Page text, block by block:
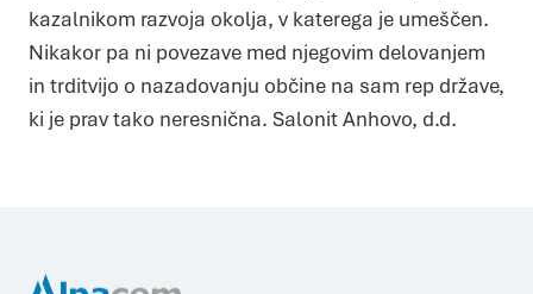
kazalnikom razvoja okolja, v katerega je umeščen.
Nikakor pa ni povezave med njegovim delovanjem
in trditvijo o nazadovanju občine na sam rep države,
ki je prav tako neresnična. Salonit Anhovo, d.d.